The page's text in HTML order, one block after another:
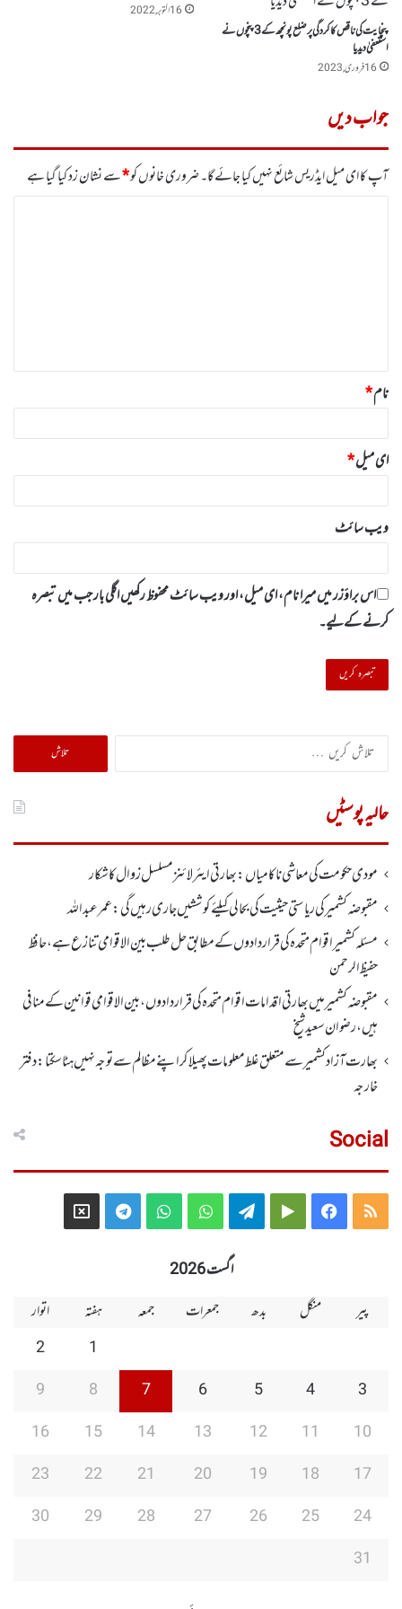
پنچایت کی ناقص کاکردگی پر ضلع پونچھ کے 3پنچوں نے
استعفیٰ دیدیا
16 فروری, 2023
16 اکتوبر, 2022
جواب دیں
آپ کا ای میل ایڈریس شائع نہیں کیا جائے گا۔ضروری خانوں کو*سے نشان زد کیا گیا ہے
نام*
ای میل*
ویب‌ سائٹ
اس براؤزر میں میرا نام، ای میل، اور ویب سائٹ محفوظ رکھیں اگلی بار جب میں تبصرہ
کرنے کےلیے۔
تلاش
کریں
حالیہ پوسٹیں
مودی حکومت کی معاشی ناکامیاں: بھارتی ایئرلائنز مسلسل زوال کا شکار
مقبوضہ کشمیر کی ریاستی حیثیت کی بحالی کیلئے کوششیں جاری رہیں گی: عمر عبداللہ
مسئلہ کشمیر اقوام متحدہ کی قراردادوں کے مطابق حل طلب بین الاقوامی تنازع ہے، حافظ
حفیظ الرحمن
مقبوضہ کشمیر میں بھارتی اقدامات اقوام متحدہ کی قراردادوں، بین الاقوامی قوانین کے منافی
ہیں،رضوان سعید شیخ
بھارت آزاد کشمیر سے متعلق غلط معلومات پھیلا کر اپنے مظالم سے توجہ نہیں ہٹا سکتا: دفتر
خارجہ
Social
RSS
Facebook
Google
Telegram
WhatsApp
WhatsApp
Telegram
X
اگست 2026
پیر
منگل بدھ جمعرات جمعہ ہفتہ
اتوار
1
2
3
4
5
6
7
8
9
10
11
12
13
14
15
16
17
18
19
20
21
22
23
24
25
26
27
28
29
30
31